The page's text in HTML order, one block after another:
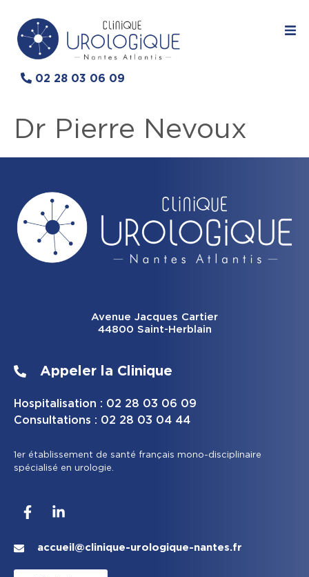
02 28 03 06 09
Dr Pierre Nevoux
Avenue Jacques Cartier
44800 Saint-Herblain
Appeler la Clinique
Hospitalisation : 02 28 03 06 09
Consultations : 02 28 03 04 44
1er établissement de santé français mono-disciplinaire
spécialisé en urologie.
accueil@clinique-urologique-nantes.fr